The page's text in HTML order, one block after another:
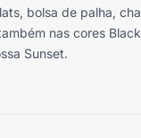
bolsa de palha,
nas cores
Sunset.